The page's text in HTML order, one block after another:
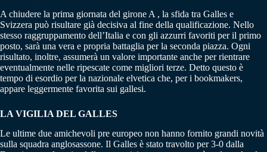
A chiudere la prima giornata del girone A , la sfida tra Galles e
Svizzera può risultare già decisiva al fine della qualificazione. Nello
stesso raggruppamento dell’Italia e con gli azzurri favoriti per il primo
posto, sarà una vera e propria battaglia per la seconda piazza. Ogni
risultato, inoltre, assumerà un valore importante anche per rientrare
eventualmente nelle ripescate come migliori terze. Detto questo è
tempo di esordio per la nazionale elvetica che, per i bookmakers,
appare leggermente favorita sui gallesi.
LA VIGILIA DEL GALLES
Le ultime due amichevoli pre europeo non hanno fornito grandi novità
sulla squadra anglosassone. Il Galles è stato travolto per 3-0 dalla